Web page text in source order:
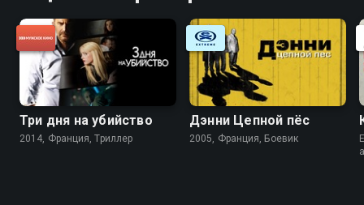
Три дня на убийство
2014, Франция, Триллер
Дэнни Цепной пёс
2005, Франция, Боевик